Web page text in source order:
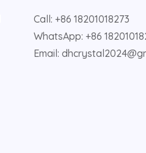
Call: +86 18201018273
WhatsApp: +86
Email: